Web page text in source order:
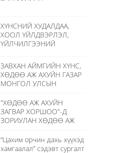
ХҮНСНИЙ ХУДАЛДАА,
ХООЛ ҮЙЛДВЭРЛЭЛ,
ҮЙЛЧИЛГЭЭНИЙ
БАЙЦААГЧИЙН ДҮГНЭЛТ"
ГАРГАЖ ЭХЭЛЛЭЭ.
ЗАВХАН АЙМГИЙН ХҮНС,
ХӨДӨӨ АЖ АХУЙН ГАЗАР
МОНГОЛ УЛСЫН
ГАВЪЯАТ ЗООТЕХНИКЧ
Л.ЛХААСҮРЭНГИЙН
НЭРЭМЖИТ БОЛЛОО.
"ХӨДӨӨ АЖ АХУЙН
ЗАГВАР ХОРШОО"-Д
ЗОРИУЛАН ХӨДӨӨ АЖ
УЛСЫН САНГИЙН /IFAD/
ТӨСЛИЙН ХАМТАРСАН
“Цахим орчин дахь хүүхэд
хамгаалал” сэдэвт сургалт